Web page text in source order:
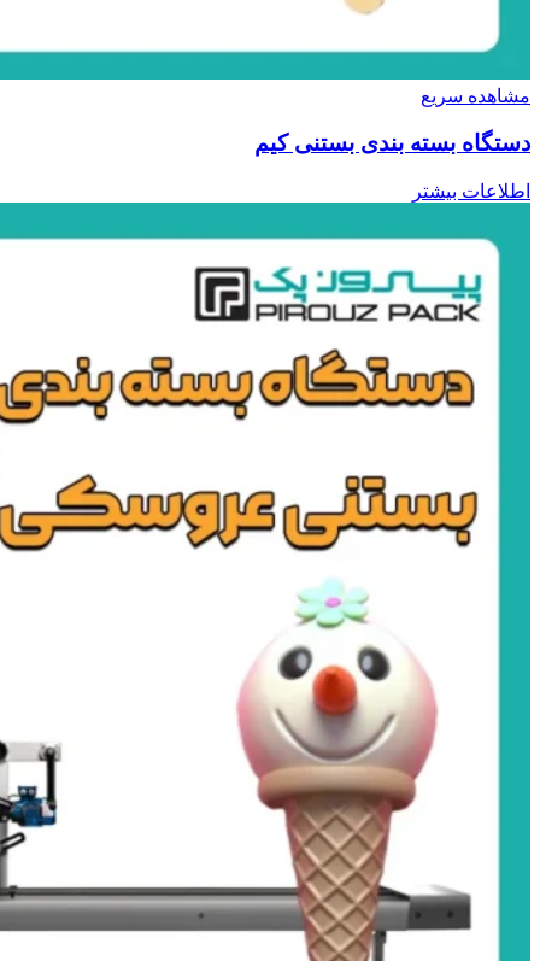
مشاهده سریع
دستگاه بسته بندی بستنی کیم
اطلاعات بیشتر